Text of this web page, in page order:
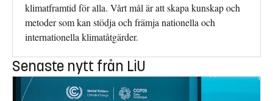
klimatframtid för alla. Vårt mål är att skapa kunskap och
metoder som kan stödja och främja nationella och
internationella klimatåtgärder.
Senaste nytt från LiU